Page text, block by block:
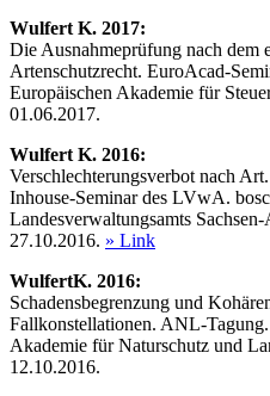
Wulfert K. 2017:
Die Ausnahmeprüfung nach dem
Artenschutzrecht. EuroAcad-
Europäischen Akademie für
01.06.2017.
Wulfert K. 2016:
Verschlechterungsverbot nach
Inhouse-Seminar des LVwA.
Landesverwaltungsamts
27.10.2016. » Link
WulfertK. 2016:
Schadensbegrenzung und
Fallkonstellationen. ANL-
Akademie für Naturschutz und
12.10.2016.